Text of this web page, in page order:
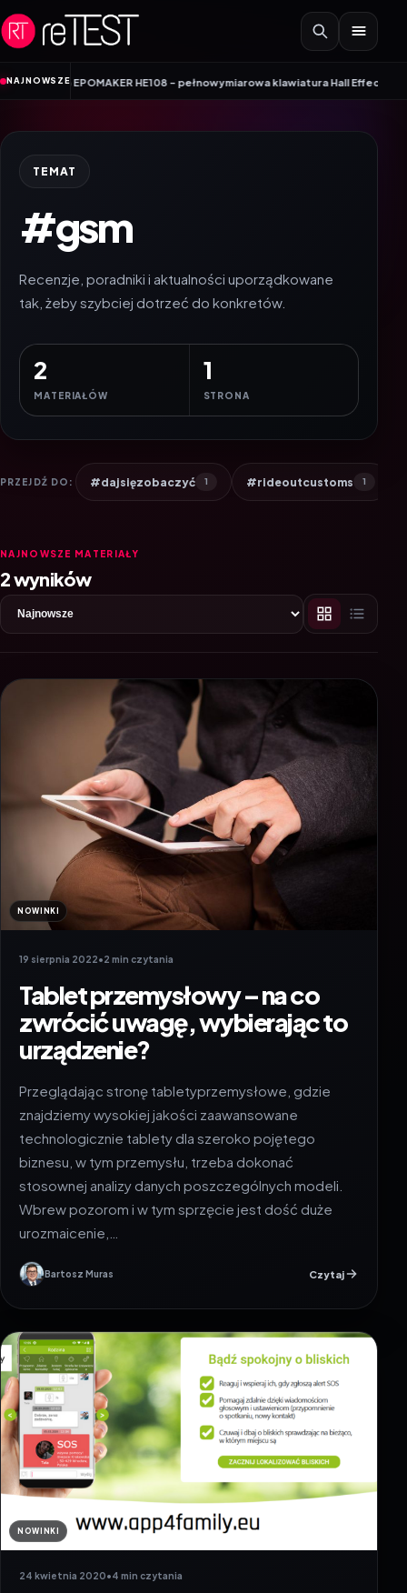
Przejdź do treści
NAJNOWSZE
•EPOMAKER HE108 – pełnowymiarowa klawiatura Hall Effect 8K, która nie
TEMAT
#gsm
Recenzje, poradniki i aktualności uporządkowane
tak, żeby szybciej dotrzeć do konkretów.
2
MATERIAŁÓW
1
STRONA
PRZEJDŹ DO: #dajsięzobaczyć 1 #rideoutcustoms 1
NAJNOWSZE MATERIAŁY
2 wyników
NOWINKI
19 sierpnia 2022•2 min czytania
Tablet przemysłowy – na co
zwrócić uwagę, wybierając to
urządzenie?
Przeglądając stronę tabletyprzemysłowe, gdzie
znajdziemy wysokiej jakości zaawansowane
technologicznie tablety dla szeroko pojętego
biznesu, w tym przemysłu, trzeba dokonać
stosownej analizy danych poszczególnych modeli.
Wbrew pozorom i w tym sprzęcie jest dość duże
urozmaicenie,…
Bartosz Muras Czytaj
NOWINKI
24 kwietnia 2020•4 min czytania